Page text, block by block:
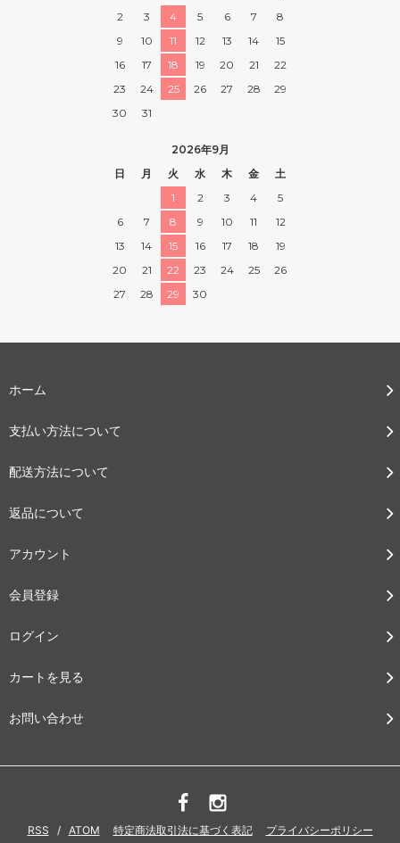
2
3 4 5 6 7
8
9
10 11 12 13 14
15
16
17 18 19 20 21
22
23
24 25 26 27 28
29
30
31
2026年9月
日
月 火 水 木 金
土
1
2 3 4
5
6
7 8 9 10 11
12
13
14 15 16 17 18
19
20
21 22 23 24 25
26
27
28 29 30
ホーム
支払い方法について
配送方法について
返品について
アカウント
会員登録
ログイン
カートを見る
お問い合わせ
RSS / ATOM 特定商法取引法に基づく表記 プライバシーポリシー